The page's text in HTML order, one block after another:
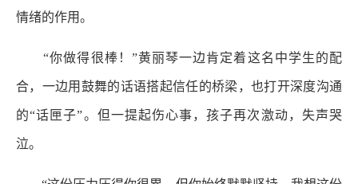
情绪的作用。
“你做得很棒！”黄丽琴一边肯定着这名中学生的配
合，一边用鼓舞的话语搭起信任的桥梁，也打开深度沟通
的“话匣子”。但一提起伤心事，孩子再次激动，失声哭
泣。